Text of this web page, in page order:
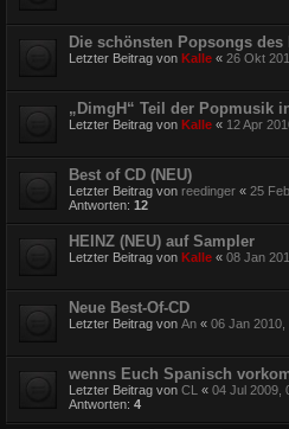
Die schönsten Popsongs des
Letzter Beitrag von Kalle « 26 Okt
„DimgH“ Teil der Popmusik
Letzter Beitrag von Kalle « 12 Apr
Best of CD (NEU)
Letzter Beitrag von reedinger « 25
Antworten: 12
HEINZ (NEU) auf Sampler
Letzter Beitrag von Kalle « 08 Jan
Neue Best-Of-CD
Letzter Beitrag von An « 06 Jan 2010,
wenns Euch Spanisch
Letzter Beitrag von CL « 04 Jul 2009,
Antworten: 4